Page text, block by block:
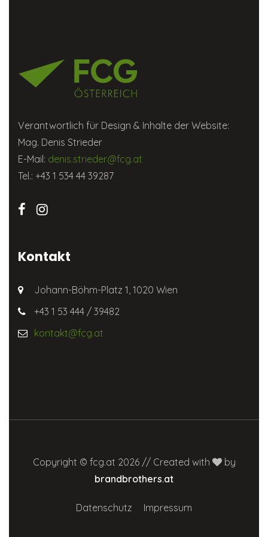
Verantwortlich für Design & Inhalte der Website:
Mag. Denis Strieder
E-Mail: denis.strieder@fcg.at
Tel.: +43 1 534 44 39287
Kontakt
Johann-Böhm-Platz 1, 1020 Wien
+43 1 53 444 / 39482
kontakt@fcg.at
Copyright © fcg.at 2026 // Created with
by
brandbrothers.at
Datenschutz Impressum